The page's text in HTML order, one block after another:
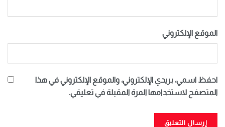
الموقع الإلكتروني
احفظ اسمي، بريدي الإلكتروني، والموقع الإلكتروني في هذا
المتصفح لاستخدامها المرة المقبلة في تعليقي.